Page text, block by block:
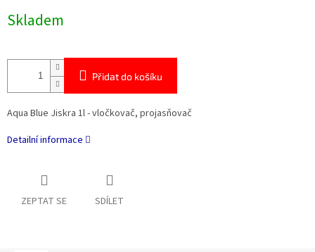
cena:
Skladem
Přidat do košíku
Aqua Blue Jiskra 1l - vločkovač, projasňovač
Detailní informace
ZEPTAT SE SDÍLET